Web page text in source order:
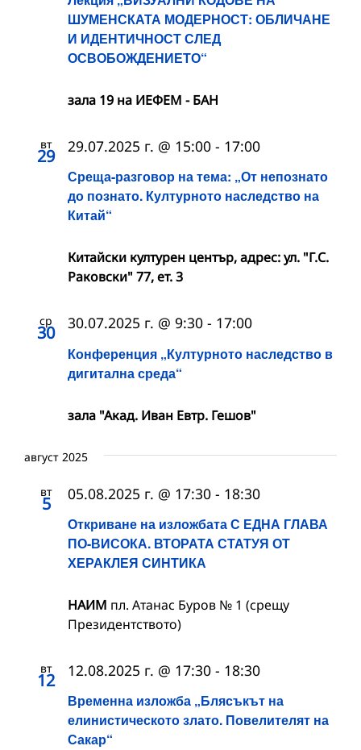
ШУМЕНСКАТА МОДЕРНОСТ: ОБЛИЧАНЕ
И ИДЕНТИЧНОСТ СЛЕД
ОСВОБОЖДЕНИЕТО“
зала 19 на ИЕФЕМ - БАН
вт
29
Среща-разговор на тема: „От непознато
до познато. Културното наследство на
Китай“
29.07.2025 г. @ 15:00 - 17:00
Китайски културен център, адрес: ул. "Г.С.
Раковски" 77, ет. 3
ср
30
Конференция „Културното наследство в
дигитална среда“
30.07.2025 г. @ 9:30 - 17:00
зала "Акад. Иван Евтр. Гешов"
август 2025
вт
5
Откриване на изложбата С ЕДНА ГЛАВА
ПО-ВИСОКА. ВТОРАТА СТАТУЯ ОТ
ХЕРАКЛЕЯ СИНТИКА
05.08.2025 г. @ 17:30 - 18:30
НАИМ пл. Атанас Буров № 1 (срещу
Президентството)
вт
12
Временна изложба „Блясъкът на
елинистическото злато. Повелителят на
Сакар“
12.08.2025 г. @ 17:30 - 18:30